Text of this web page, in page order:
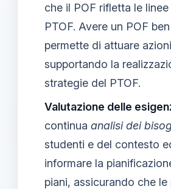
che il POF rifletta le
PTOF. Avere un POF
permette di attuare
supportando la
strategie del PTOF.
Valutazione delle
continua analisi dei
studenti e del contesto
informare la
piani, assicurando che